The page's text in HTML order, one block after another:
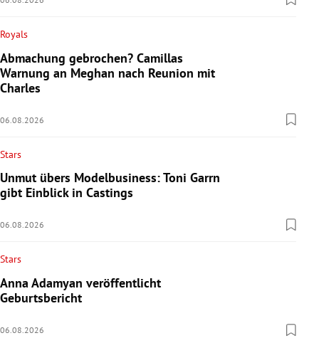
Royals
Abmachung gebrochen? Camillas
Warnung an Meghan nach Reunion mit
Charles
06.08.2026
Stars
Unmut übers Modelbusiness: Toni Garrn
gibt Einblick in Castings
06.08.2026
Stars
Anna Adamyan veröffentlicht
Geburtsbericht
06.08.2026